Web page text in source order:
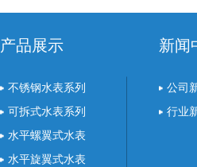
产品展示
不锈钢水表系列
可拆式水表系列
水平螺翼式水表
水平旋翼式水表
新闻
公司
行业